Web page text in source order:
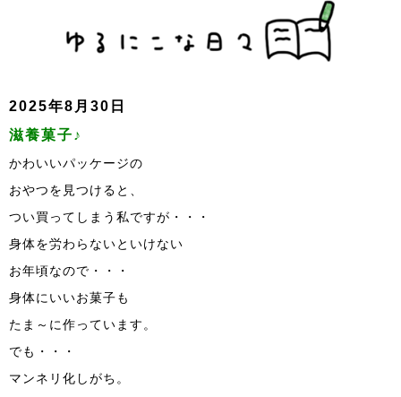
2025年8月30日
滋養菓子♪
かわいいパッケージの
おやつを見つけると、
つい買ってしまう私ですが・・・
身体を労わらないといけない
お年頃なので・・・
身体にいいお菓子も
たま～に作っています。
でも・・・
マンネリ化しがち。